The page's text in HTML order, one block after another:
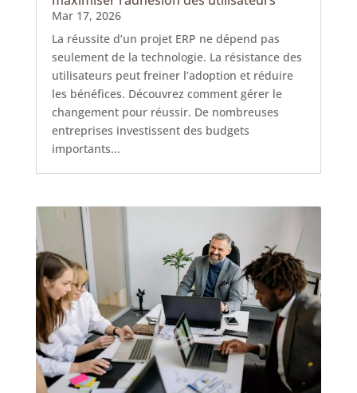
Mar 17, 2026
La réussite d’un projet ERP ne dépend pas
seulement de la technologie. La résistance des
utilisateurs peut freiner l’adoption et réduire
les bénéfices. Découvrez comment gérer le
changement pour réussir. De nombreuses
entreprises investissent des budgets
importants...